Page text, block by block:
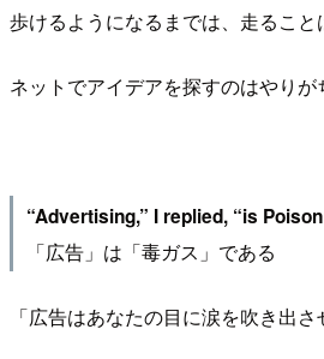
歩けるようになるまでは、走ること
ネットでアイデアを探すのはやり
“Advertising,” I replied, “is
「広告」は「毒ガス」である
「広告はあなたの目に涙を吹き出